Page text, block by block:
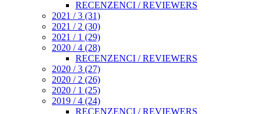
RECENZENCI / REVIEWERS
2021 / 3 (31)
2021 / 2 (30)
2021 / 1 (29)
2020 / 4 (28)
RECENZENCI / REVIEWERS
2020 / 3 (27)
2020 / 2 (26)
2020 / 1 (25)
2019 / 4 (24)
RECENZENCI / REVIEWERS